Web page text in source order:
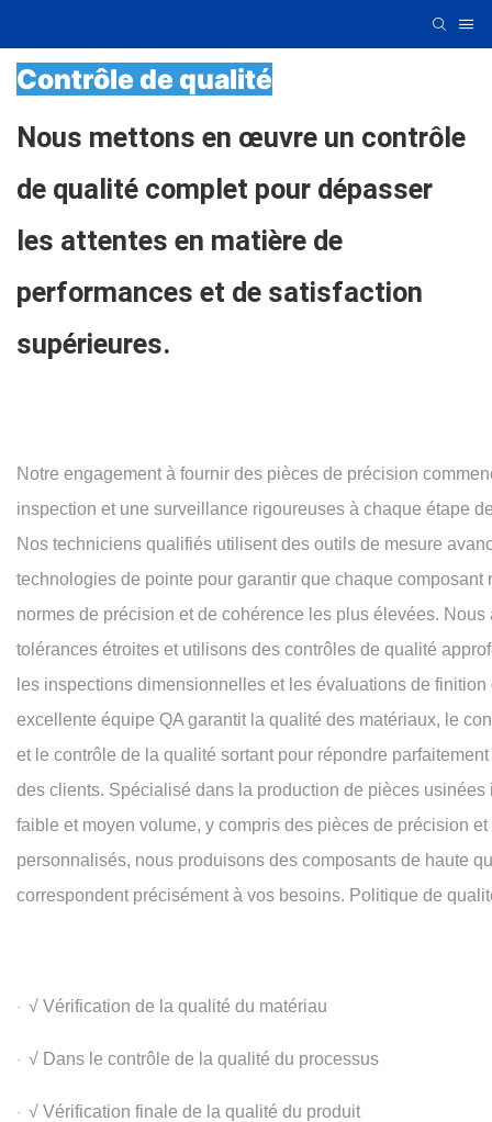
Contrôle de qualité
Nous mettons en œuvre un contrôle
de qualité complet pour dépasser
les attentes en matière de
performances et de satisfaction
supérieures.
Notre engagement à fournir des pièces de précision
inspection et une surveillance rigoureuses à chaque étape
Nos techniciens qualifiés utilisent des outils de mesure
technologies de pointe pour garantir que chaque composant
normes de précision et de cohérence les plus élevées. Nous
tolérances étroites et utilisons des contrôles de qualité
les inspections dimensionnelles et les évaluations de finition
excellente équipe QA garantit la qualité des matériaux, le
et le contrôle de la qualité sortant pour répondre
des clients. Spécialisé dans la production de pièces usinées
faible et moyen volume, y compris des pièces de précision
personnalisés, nous produisons des composants de haute
correspondent précisément à vos besoins. Politique de
· √ Vérification de la qualité du matériau
· √ Dans le contrôle de la qualité du processus
· √ Vérification finale de la qualité du produit